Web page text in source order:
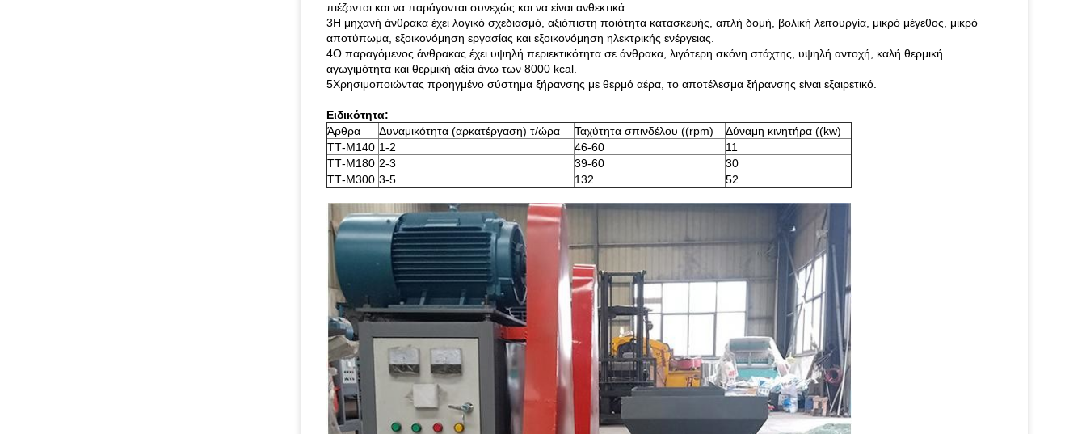
πιέζονται και να παράγονται συνεχώς και να είναι ανθεκτικά.
3Η μηχανή άνθρακα έχει λογικό σχεδιασμό, αξιόπιστη ποιότητα κατασκευής, απλή δομή, βολική λειτουργία, μικρό μέγεθος, μικρό
αποτύπωμα, εξοικονόμηση εργασίας και εξοικονόμηση ηλεκτρικής ενέργειας.
4Ο παραγόμενος άνθρακας έχει υψηλή περιεκτικότητα σε άνθρακα, λιγότερη σκόνη στάχτης, υψηλή αντοχή, καλή θερμική
αγωγιμότητα και θερμική αξία άνω των 8000 kcal.
5Χρησιμοποιώντας προηγμένο σύστημα ξήρανσης με θερμό αέρα, το αποτέλεσμα ξήρανσης είναι εξαιρετικό.
Ειδικότητα:
Άρθρα
Δυναμικότητα (αρκατέργαση) τ/ώρα Ταχύτητα σπινδέλου ((rpm)
Δύναμη κινητήρα ((kw)
ΤΤ-M140 1-2 46-60
11
ΤΤ-M180 2-3 39-60
30
ΤΤ-M300 3-5 132 52